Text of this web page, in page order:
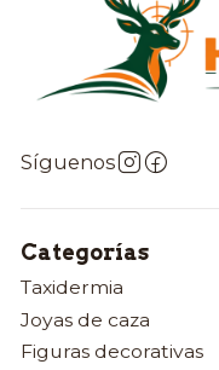
Síguenos
Categorías
Taxidermia
Joyas de caza
Figuras decorativas